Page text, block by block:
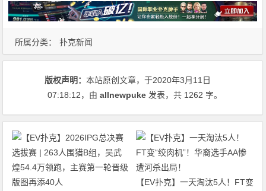
所属分类： 扑克新闻
版权声明：本站原创文章，于2020年3月11日
07:18:12，由allnewpuke 发表，共 1262 字。
【EV扑克】一天淘汰5人！FT变